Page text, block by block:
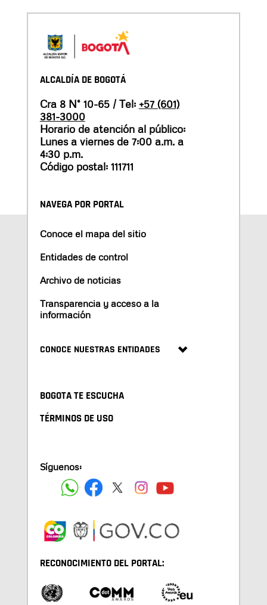
ALCALDÍA DE BOGOTÁ
Cra 8 N° 10-65 / Tel: +57 (601)
381-3000
Horario de atención al público:
Lunes a viernes de 7:00 a.m. a
4:30 p.m.
Código postal: 111711
NAVEGA POR PORTAL
Conoce el mapa del sitio
Entidades de control
Archivo de noticias
Transparencia y acceso a la
información
CONOCE NUESTRAS ENTIDADES
BOGOTA TE ESCUCHA
TÉRMINOS DE USO
Síguenos:
RECONOCIMIENTO DEL PORTAL: